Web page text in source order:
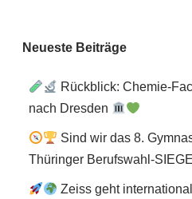
Neueste Beiträge
Rückblick: Chemie-
nach Dresden
Sind wir das 8.
Thüringer Berufswahl-
Zeiss geht